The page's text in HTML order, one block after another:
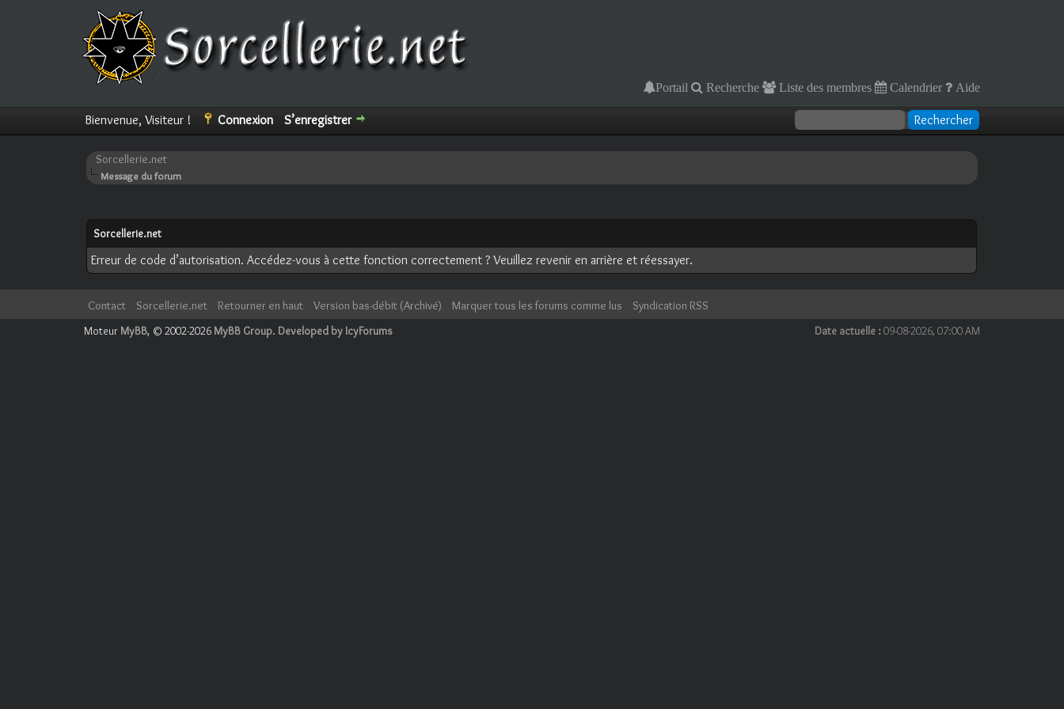
Portail Recherche Liste des membres Calendrier Aide
Bienvenue, Visiteur ! Connexion S’enregistrer
Sorcellerie.net
Message du forum
Sorcellerie.net
Erreur de code d’autorisation. Accédez-vous à cette fonction correctement ? Veuillez revenir en arrière et réessayer.
Contact Sorcellerie.net Retourner en haut Version bas-débit (Archivé) Marquer tous les forums comme lus
Syndication RSS
Date actuelle :09-08-2026, 07:00 AM
Moteur MyBB, © 2002-2026 MyBB Group. Developed by IcyForums